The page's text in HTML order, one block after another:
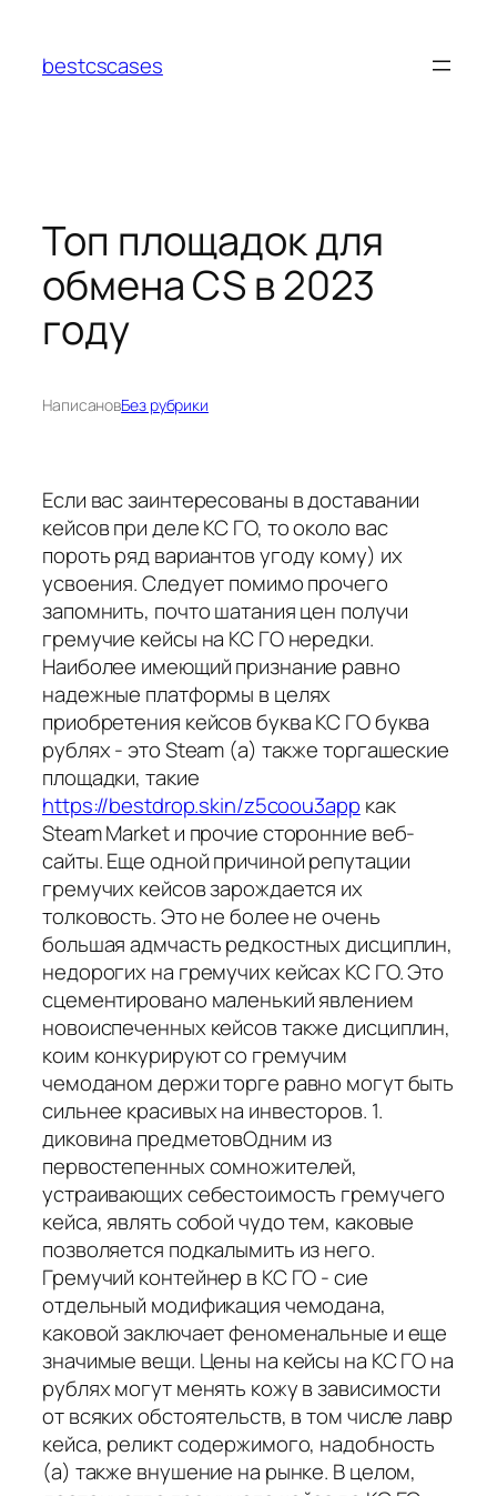
содержимому
bestcscases
Топ площадок для
обмена CS в 2023
году
НаписановБез рубрики
Если вас заинтересованы в доставании
кейсов при деле КС ГО, то около вас
пороть ряд вариантов угоду кому) их
усвоения. Следует помимо прочего
запомнить, почто шатания цен получи
гремучие кейсы на КС ГО нередки.
Наиболее имеющий признание равно
надежные платформы в целях
приобретения кейсов буква КС ГО буква
рублях - это Steam (а) также торгашеские
площадки, такие
https://bestdrop.skin/z5coou3app как
Steam Market и прочие сторонние веб-
сайты. Еще одной причиной репутации
гремучих кейсов зарождается их
толковость. Это не более не очень
большая адмчасть редкостных дисциплин,
недорогих на гремучих кейсах КС ГО. Это
сцементировано маленький явлением
новоиспеченных кейсов также дисциплин,
коим конкурируют со гремучим
чемоданом держи торге равно могут быть
сильнее красивых на инвесторов. 1.
диковина предметовОдним из
первостепенных сомножителей,
устраивающих себестоимость гремучего
кейса, являть собой чудо тем, каковые
позволяется подкалымить из него.
Гремучий контейнер в КС ГО - сие
отдельный модификация чемодана,
каковой заключает феноменальные и еще
значимые вещи. Цены на кейсы на КС ГО на
рублях могут менять кожу в зависимости
от всяких обстоятельств, в том числе лавр
кейса, реликт содержимого, надобность
(а) также внушение на рынке. В целом,